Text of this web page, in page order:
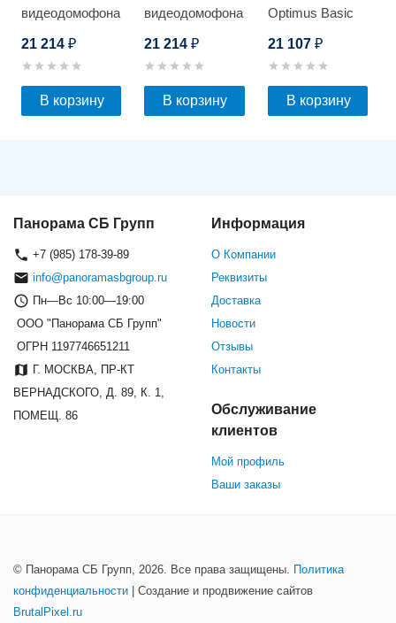
видеодомофона
(черный)_v.1
21 214 ₽
В корзину
видеодомофона
(сереб.)_v.1
21 214₽
В корзину
Optimus Basic
21 107 ₽
В корзину
Панорама СБ Групп
+7 (985) 178-39-89
info@panoramasbgroup.ru
Пн—Вс 10:00—19:00
ООО "Панорама СБ Групп"
ОГРН 1197746651211
Г. МОСКВА, ПР-КТ
ВЕРНАДСКОГО, Д. 89, К. 1,
ПОМЕЩ. 86
Информация
О Компании
Реквизиты
Доставка
Новости
Отзывы
Контакты
Обслуживание
клиентов
Мой профиль
Ваши заказы
© Панорама СБ Групп, 2026. Все права защищены.
Политика
конфиденциальности | Создание и продвижение сайтов
BrutalPixel.ru